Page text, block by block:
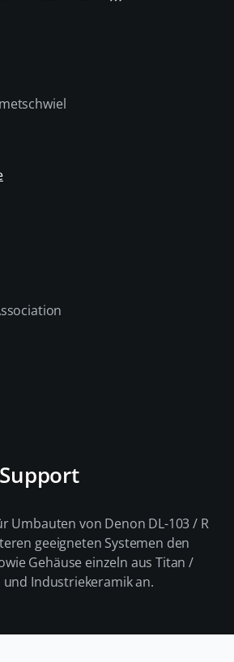
Umbauten von Denon DL-103 / R
geeigneten Systemen den
Gehäuse einzeln aus Titan /
Industriekeramik an.